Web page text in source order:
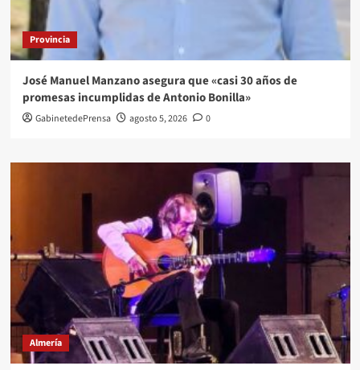
Provincia
José Manuel Manzano asegura que «casi 30 años de
promesas incumplidas de Antonio Bonilla»
GabinetedePrensa agosto 5, 2026 0
Almería